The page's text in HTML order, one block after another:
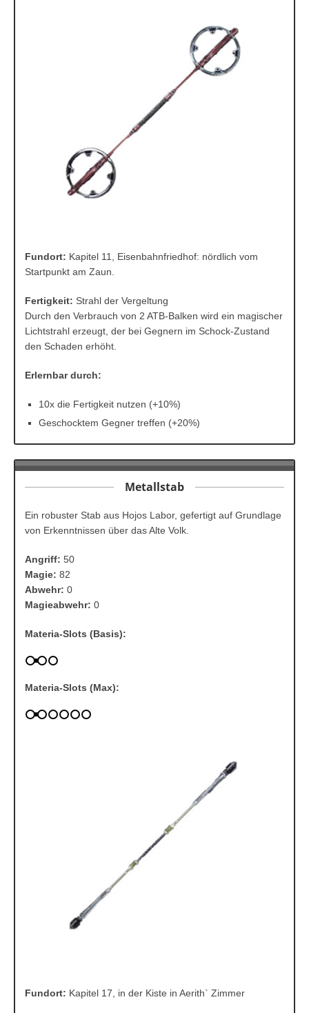
Fundort: Kapitel 11, Eisenbahnfriedhof: nördlich vom
Startpunkt am Zaun.
Fertigkeit: Strahl der Vergeltung
Durch den Verbrauch von 2 ATB-Balken wird ein magischer
Lichtstrahl erzeugt, der bei Gegnern im Schock-Zustand
den Schaden erhöht.
Erlernbar durch:
10x die Fertigkeit nutzen (+10%)
Geschocktem Gegner treffen (+20%)
Metallstab
Ein robuster Stab aus Hojos Labor, gefertigt auf Grundlage
von Erkenntnissen über das Alte Volk.
Angriff: 50
Magie: 82
Abwehr: 0
Magieabwehr: 0
Materia-Slots (Basis):
Materia-Slots (Max):
Fundort: Kapitel 17, in der Kiste in Aerith` Zimmer